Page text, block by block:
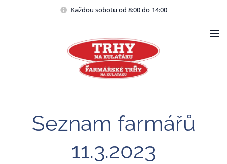
Každou sobotu od 8:00 do 14:00
Seznam farmářů
11.3.2023